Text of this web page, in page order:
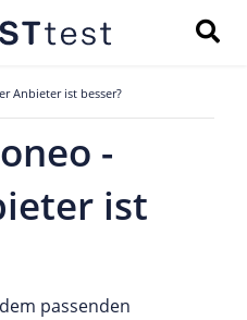
Anbieter ist besser?
-
ist
passenden